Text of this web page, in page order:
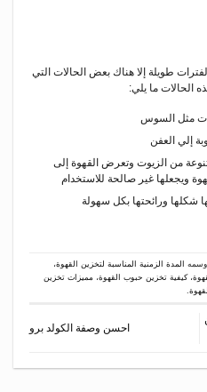
طويلة إلا هناك بعض الحالات التي
الحالات ما يلي:
مثل السوس
إلي العفن
من الزيوت وتعرض القهوة إلى
ويجعلها غير صالحة للاستخدام
شكلها ورائحتها بكل سهولة
وسمه المدة الزمنية المناسبة لتخزين القهوة،
،كيفية تخزين حبوب القهوة، مميزات تخزين
.
احسن وصفة الكولد برو